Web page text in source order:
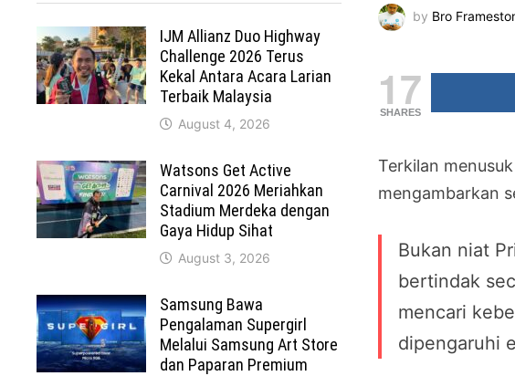
by Bro
17
SHARES
Terkilan
mengambarkan
Bukan niat
bertindak
mencari
dipengaruhi
IJM Allianz Duo Highway
Challenge 2026 Terus
Kekal Antara Acara Larian
Terbaik Malaysia
August 4, 2026
Watsons Get Active
Carnival 2026 Meriahkan
Stadium Merdeka dengan
Gaya Hidup Sihat
August 3, 2026
Samsung Bawa
Pengalaman Supergirl
Melalui Samsung Art Store
dan Paparan Premium